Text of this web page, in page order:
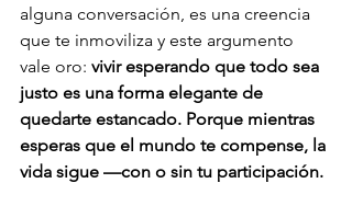
alguna conversación, es una creencia
que te inmoviliza y este argumento
vale oro: vivir esperando que todo sea
justo es una forma elegante de
quedarte estancado. Porque mientras
esperas que el mundo te compense, la
vida sigue —con o sin tu participación.